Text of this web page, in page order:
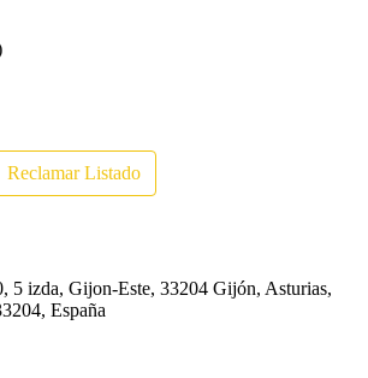
Reclamar Listado
5 izda, Gijon-Este, 33204 Gijón, Asturias,
España